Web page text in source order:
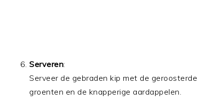
Serveren:
Serveer de gebraden kip met de geroosterde
groenten en de knapperige aardappelen.